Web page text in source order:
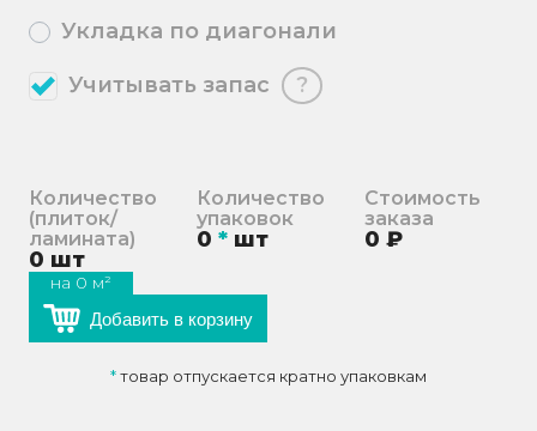
Укладка по диагонали
Учитывать запас ?
Количество
(плиток/
ламината)
0 шт
на 0 м²
Количество
упаковок
0 * шт
Стоимость
заказа
0 ₽
Добавить в корзину
*товар отпускается кратно упаковкам